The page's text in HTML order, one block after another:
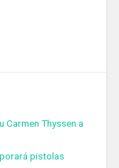
Carmen Thyssen a
pistolas